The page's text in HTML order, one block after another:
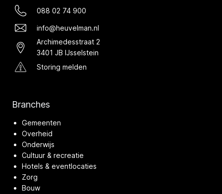
088 02 74 900
info@heuvelman.nl
Archimedesstraat 2
3401 JB IJsselstein
Storing melden
Branches
Gemeenten
Overheid
Onderwijs
Cultuur & recreatie
Hotels & eventlocaties
Zorg
Bouw